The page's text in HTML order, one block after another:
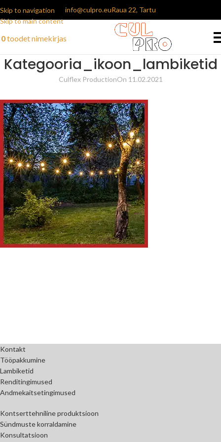
Skip to navigation
Skip to main content
info@culpro.euRaua 22, Tartu
0toodetnimekirjas
Kategooria_ikoon_lambiketid
Culflex ProductionOn 11.02.2021
Kontakt
Tööpakkumine
Lambiketid
Renditingimused
Andmekaitsetingimused
Kontserttehniline produktsioon
Sündmuste korraldamine
Konsultatsioon